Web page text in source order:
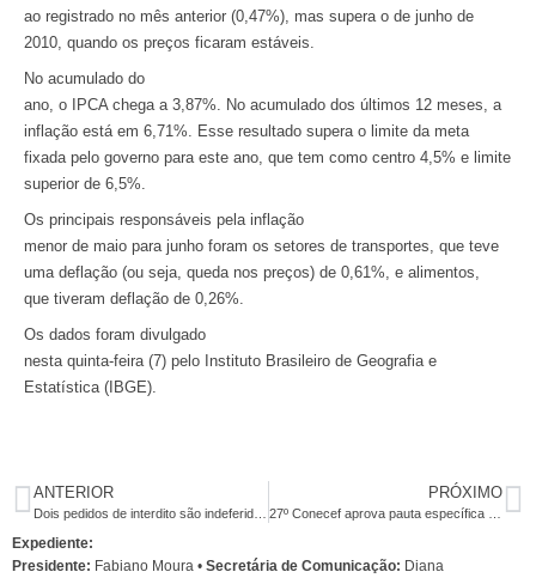
ao registrado no mês anterior (0,47%), mas supera o de junho de
2010, quando os preços ficaram estáveis.
No acumulado do
ano, o IPCA chega a 3,87%. No acumulado dos últimos 12 meses, a
inflação está em 6,71%. Esse resultado supera o limite da meta
fixada pelo governo para este ano, que tem como centro 4,5% e limite
superior de 6,5%.
Os principais responsáveis pela inflação
menor de maio para junho foram os setores de transportes, que teve
uma deflação (ou seja, queda nos preços) de 0,61%, e alimentos,
que tiveram deflação de 0,26%.
Os dados foram divulgado
nesta quinta-feira (7) pelo Instituto Brasileiro de Geografia e
Estatística (IBGE).
ANTERIOR PRÓXIMO
Expediente:
Presidente: Fabiano Moura • Secretária de Comunicação: Diana